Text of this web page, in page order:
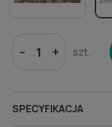
- + szt.
SPECYFIKACJA